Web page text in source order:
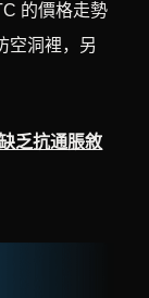
的價格走勢
洞裡，另
乏抗通脹敘